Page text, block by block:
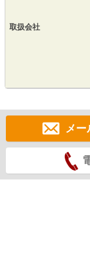
取扱会社
メ